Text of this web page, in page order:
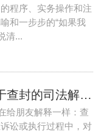
程序、实务操作和注
和一步步的“如果我
清...
关于法院查封的相关规定（关于查封的司法解释）
给朋友解释一样：查
讼或执行过程中，对